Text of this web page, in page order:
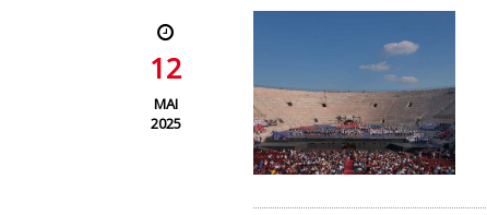
12
MAI
2025